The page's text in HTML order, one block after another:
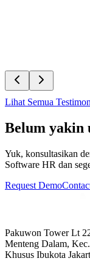
Lihat Semua
Belum yakin
Yuk, konsultasikan
Software HR dan
Request Demo
Pakuwon Tower Lt
Menteng Dalam,
Khusus Ibukota